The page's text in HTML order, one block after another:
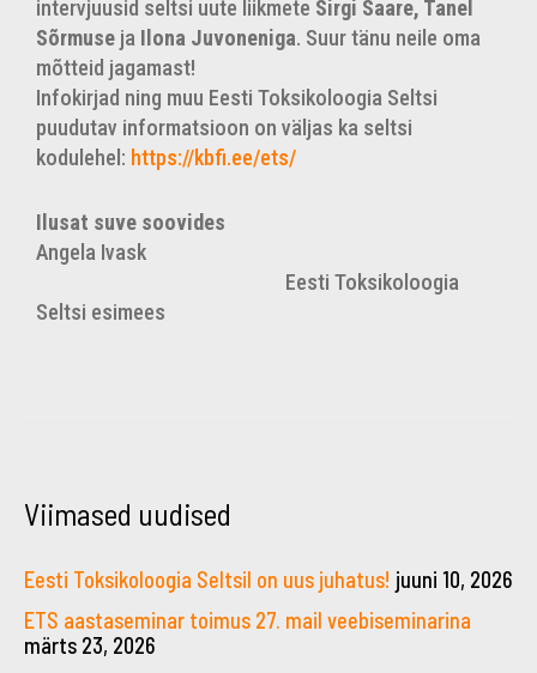
intervjuusid seltsi uute liikmete Sirgi Saare, Tanel
Sõrmuse ja Ilona Juvoneniga. Suur tänu neile oma
mõtteid jagamast!
Infokirjad ning muu Eesti Toksikoloogia Seltsi
puudutav informatsioon on väljas ka seltsi
kodulehel: https://kbfi.ee/ets/
Ilusat suve soovides
Angela Ivask
Eesti Toksikoloogia
Seltsi esimees
Viimased uudised
Eesti Toksikoloogia Seltsil on uus juhatus! juuni 10, 2026
ETS aastaseminar toimus 27. mail veebiseminarina
märts 23, 2026